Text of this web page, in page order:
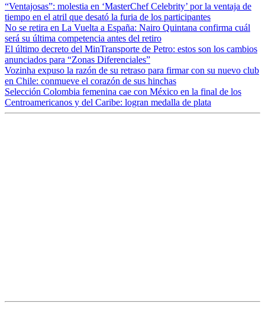
“Ventajosas”: molestia en ‘MasterChef Celebrity’ por la ventaja de
tiempo en el atril que desató la furia de los participantes
No se retira en La Vuelta a España: Nairo Quintana confirma cuál
será su última competencia antes del retiro
El último decreto del MinTransporte de Petro: estos son los cambios
anunciados para “Zonas Diferenciales”
Vozinha expuso la razón de su retraso para firmar con su nuevo club
en Chile: conmueve el corazón de sus hinchas
Selección Colombia femenina cae con México en la final de los
Centroamericanos y del Caribe: logran medalla de plata